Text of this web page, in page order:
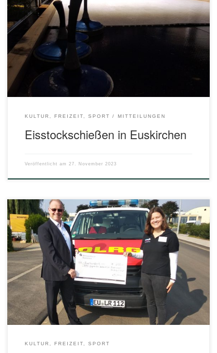
Erstmalig sorgt in diesem Jahr Eisstockschießen in der
Euskirchener Innenstadt für ein winterliches Erlebnis und
Geselligkeit. Der spannende und winterliche
Mannschaftssport aus dem Alpenraum wurde früher auf
zugefrorenen Gewässern gespielt und sorgt bei Spielern
und Zuschauern für viel Spaß. Im historischen Ambiente des
Alten Marktes wurde das Wintervergnügen unter freiem […]
KULTUR, FREIZEIT, SPORT MITTEILUNGEN
Eisstockschießen in Euskirchen
Veröffentlicht am 27. November 2023
Die DLRG Ortsjugend Euskirchen hatte eine tolle Idee: Allen
flutgeschädigten Kindern und Jugendlichen im Kreis
Euskirchen bot sie am 04. August eine kostenlose
Tagestour zum Kölner-Zoo incl. Busfahrt, Tickets und
Vollverpflegung an. Die DLRG-Organisatoren holten sogar
Kinder, die nicht zu einem der Treffpunkte (Münstereifel,
Euskirchen, Weilerswist) gebracht werden konnten, mit […]
KULTUR, FREIZEIT, SPORT